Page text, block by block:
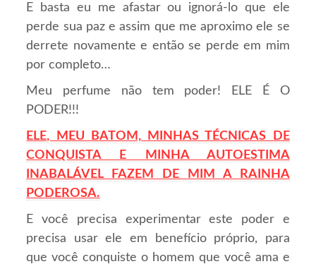
E basta eu me afastar ou ignorá-lo que ele
perde sua paz e assim que me aproximo ele se
derrete novamente e então se perde em mim
por completo…
Meu perfume não tem poder! ELE É O
PODER!!!
ELE, MEU BATOM, MINHAS TÉCNICAS DE
CONQUISTA E M INHAAUTOESTIMA
INABALÁVEL FAZEM DE MIM A RAINHA
PODEROSA.
E você precisa experimentar este poder e
precisa usar ele em benefício próprio, para
que você conquiste o homem que você ama e